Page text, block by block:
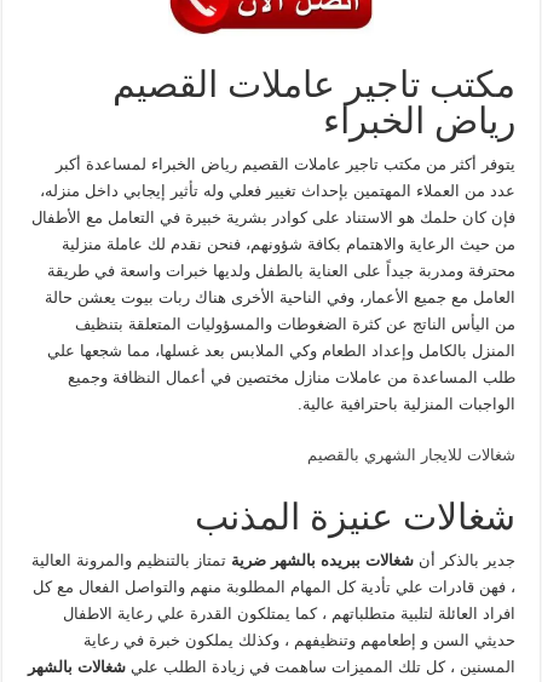
مكتب تاجير عاملات القصيم
رياض الخبراء
يتوفر أكثر من مكتب تاجير عاملات القصيم رياض الخبراء لمساعدة أكبر
عدد من العملاء المهتمين بإحداث تغيير فعلي وله تأثير إيجابي داخل منزله،
فإن كان حلمك هو الاستناد على كوادر بشرية خبيرة في التعامل مع الأطفال
من حيث الرعاية والاهتمام بكافة شؤونهم، فنحن نقدم لك عاملة منزلية
محترفة ومدربة جيداً على العناية بالطفل ولديها خبرات واسعة في طريقة
العامل مع جميع الأعمار، وفي الناحية الأخرى هناك ربات بيوت يعشن حالة
من اليأس الناتج عن كثرة الضغوطات والمسؤوليات المتعلقة بتنظيف
المنزل بالكامل وإعداد الطعام وكي الملابس بعد غسلها، مما شجعها علي
طلب المساعدة من عاملات منازل مختصين في أعمال النظافة وجميع
الواجبات المنزلية باحترافية عالية.
شغالات للايجار الشهري بالقصيم
شغالات عنيزة المذنب
جدير بالذكر أنشغالات ببريده بالشهر ضريةتمتاز بالتنظيم والمرونة العالية
، فهن قادرات علي تأدية كل المهام المطلوبة منهم والتواصل الفعال مع كل
افراد العائلة لتلبية متطلباتهم ، كما يمتلكون القدرة علي رعاية الاطفال
حديثي السن و إطعامهم وتنظيفهم ، وكذلك يملكون خبرة في رعاية
المسنين ، كل تلك المميزات ساهمت في زيادة الطلب عليشغالات بالشهر